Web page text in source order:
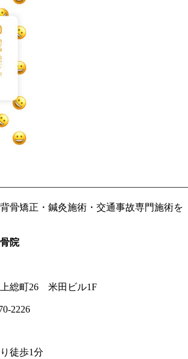
骨矯正・鍼灸施術・交通事故専門施術を
院
総町26 米田ビル1F
2226
徒歩1分